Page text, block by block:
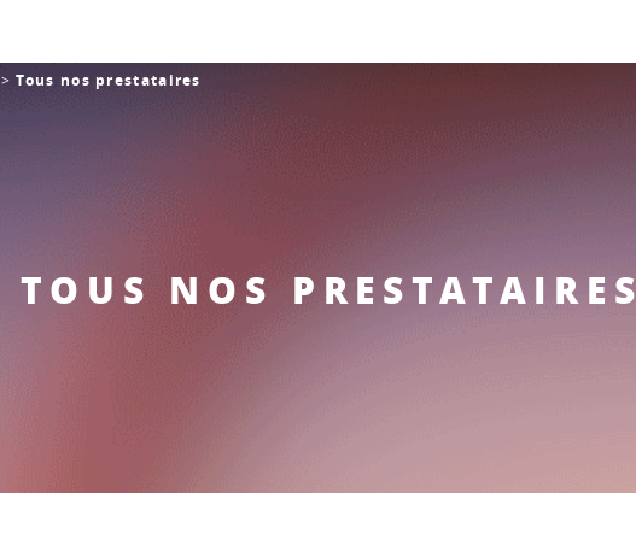
TOUS NOS PRESTATAIRES
>Tous nos prestataires